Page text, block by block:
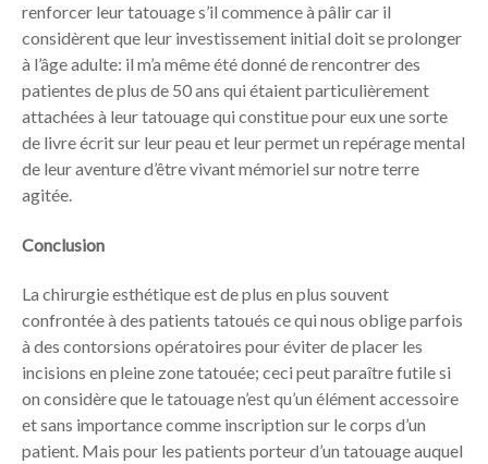
renforcer leur tatouage s’il commence à pâlir car il
considèrent que leur investissement initial doit se prolonger
à l’âge adulte: il m’a même été donné de rencontrer des
patientes de plus de 50 ans qui étaient particulièrement
attachées à leur tatouage qui constitue pour eux une sorte
de livre écrit sur leur peau et leur permet un repérage mental
de leur aventure d’être vivant mémoriel sur notre terre
agitée.
Conclusion
La chirurgie esthétique est de plus en plus souvent
confrontée à des patients tatoués ce qui nous oblige parfois
à des contorsions opératoires pour éviter de placer les
incisions en pleine zone tatouée; ceci peut paraître futile si
on considère que le tatouage n’est qu’un élément accessoire
et sans importance comme inscription sur le corps d’un
patient. Mais pour les patients porteur d’un tatouage auquel